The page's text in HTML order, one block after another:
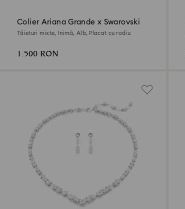
Colier Ariana Grande x Swarovski
Tăieturi mixte, Inimă, Alb, Placat cu rodiu
1.500 RON